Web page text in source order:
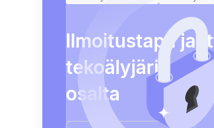
Ilmoitustapa
osalta